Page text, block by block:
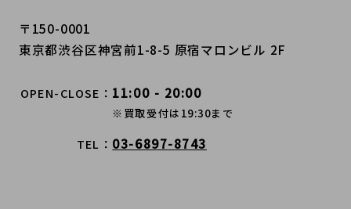
〒150-0001
東京都渋谷区神宮前1-8-5 原宿マロンビル 2F
OPEN-CLOSE 11:00 - 20:00
※買取受付は19:30まで
TEL 03-6897-8743